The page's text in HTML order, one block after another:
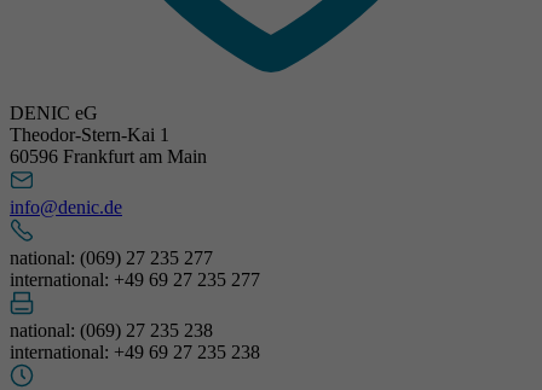
DENIC eG
Theodor-Stern-Kai 1
60596 Frankfurt am Main
info@denic.de
national: (069) 27 235 277
international: +49 69 27 235 277
national: (069) 27 235 238
international: +49 69 27 235 238